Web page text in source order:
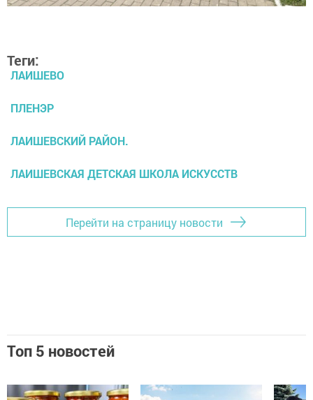
Теги:
ЛАИШЕВО
ПЛЕНЭР
ЛАИШЕВСКИЙ РАЙОН.
ЛАИШЕВСКАЯ ДЕТСКАЯ ШКОЛА ИСКУССТВ
Перейти на страницу новости
Топ 5 новостей